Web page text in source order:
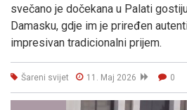
svečano je dočekana u Palati
Damasku, gdje im je priređen
impresivan tradicionalni prijem.
Šareni svijet 11. Maj 2026 0